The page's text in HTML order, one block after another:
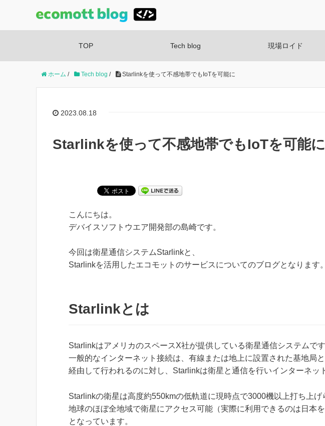
TOP Tech blog 現場ロイド
ホーム / Tech blog / Starlinkを使って不感地帯でもIoTを可能に
2023.08.18
Starlinkを使って不感地帯でもIoTを可能に
こんにちは。
デバイスソフトウエア開発部の島崎です。
今回は衛星通信システムStarlinkと、
Starlinkを活用したエコモットのサービスについてのブログとなります。
Starlinkとは
StarlinkはアメリカのスペースX社が提供している衛星通信システムです
一般的なインターネット接続は、有線または地上に設置された基地局
経由して行われるのに対し、Starlinkは衛星と通信を行いインターネッ
Starlinkの衛星は高度約550kmの低軌道に現時点で3000機以上打ち上げ
地球のほぼ全地域で衛星にアクセス可能（実際に利用できるのは日本
となっています。